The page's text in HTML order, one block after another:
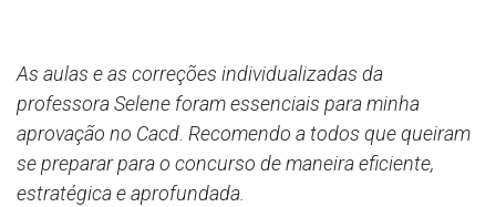
As aulas e as correções individualizadas da
professora Selene foram essenciais para minha
aprovação no Cacd. Recomendo a todos que queiram
se preparar para o concurso de maneira eficiente,
estratégica e aprofundada.